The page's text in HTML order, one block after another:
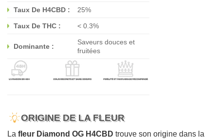
Taux De H4CBD : 25%
Taux De THC : < 0.3%
Dominante :
Saveurs douces et
fruitées
ORIGINE DE LA FLEUR
La fleur Diamond OG H4CBD trouve son origine dans la